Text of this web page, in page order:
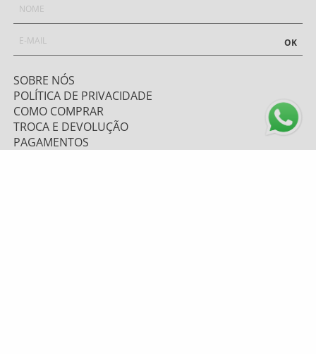
OK
SOBRE NÓS
POLÍTICA DE PRIVACIDADE
COMO COMPRAR
TROCA E DEVOLUÇÃO
PAGAMENTOS